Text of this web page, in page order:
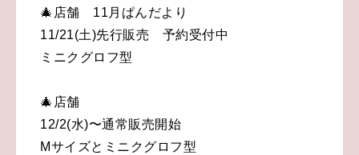
🎄店舗 11月ぱんだより
11/21(土)先行販売 予約受付中
ミニクグロフ型
🎄店舗
12/2(水)〜通常販売開始
Mサイズとミニクグロフ型